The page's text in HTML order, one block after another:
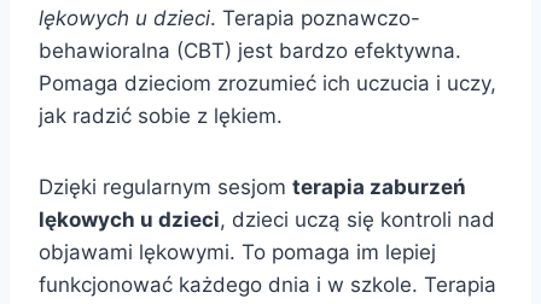
lękowych u dzieci. Terapia poznawczo-
behawioralna (CBT) jest bardzo efektywna.
Pomaga dzieciom zrozumieć ich uczucia i uczy,
jak radzić sobie z lękiem.
Dzięki regularnym sesjom terapia zaburzeń
lękowych u dzieci, dzieci uczą się kontroli nad
objawami lękowymi. To pomaga im lepiej
funkcjonować każdego dnia i w szkole. Terapia